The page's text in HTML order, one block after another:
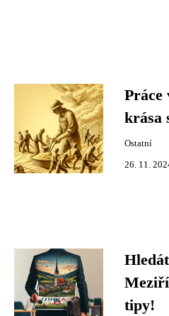
Práce
krása
Ostatní
26. 11.
tipy!